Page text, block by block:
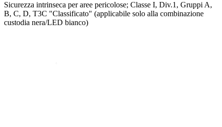
Sicurezza intrinseca per aree pericolose; Classe I, Div.1, Gruppi A,
B, C, D, T3C "Classificato" (applicabile solo alla combinazione
custodia nera/LED bianco)